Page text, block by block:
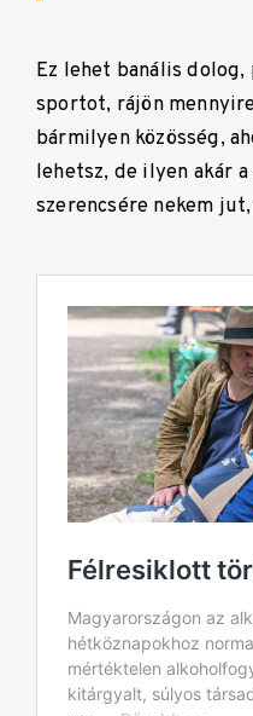
Ez lehet banális
sportot, rájön
bármilyen közösség,
lehetsz, de ilyen akár
szerencsére nekem